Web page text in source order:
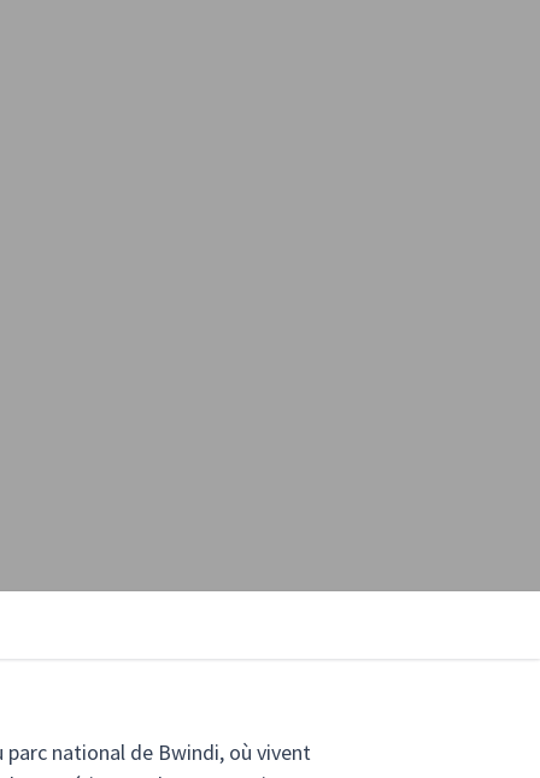
parc national de Bwindi, où vivent